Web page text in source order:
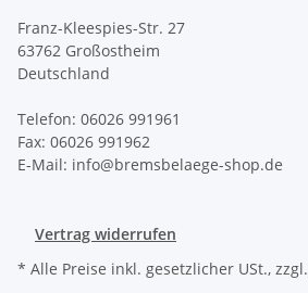
Franz-Kleespies-Str. 27
63762 Großostheim
Deutschland
Telefon: 06026 991961
Fax: 06026 991962
E-Mail: info@bremsbelaege-shop.de
Vertrag widerrufen
* Alle Preise inkl. gesetzlicher USt., zzgl.